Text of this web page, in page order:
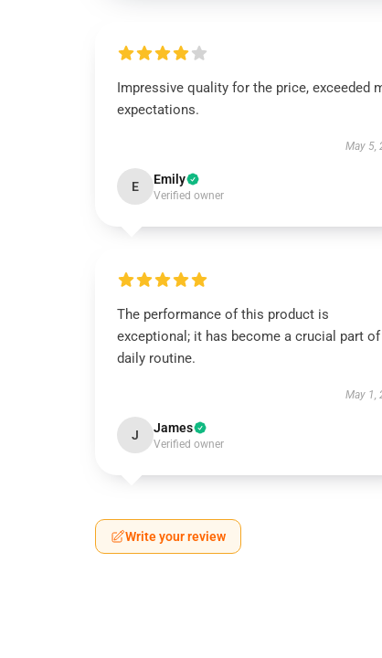
Impressive quality for the price, exceeded
expectations.
May 5,
E Emily
Verified owner
The performance of this product is
exceptional; it has become a crucial part
daily routine.
May 1,
J James
Verified owner
Write your review